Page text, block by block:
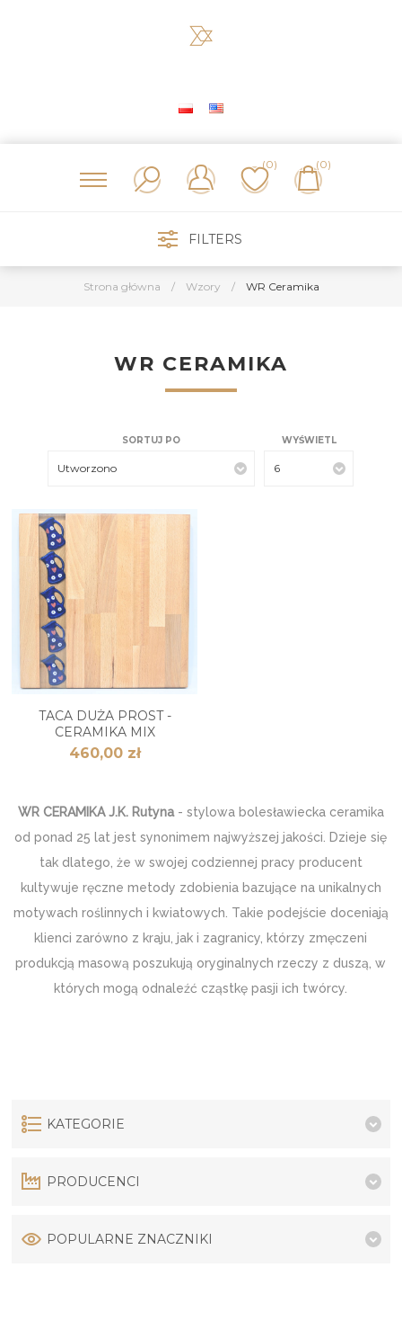
(0) (0)
FILTERS
Strona główna / Wzory / WR Ceramika
WR CERAMIKA
SORTUJ PO
Utworzono
WYŚWIETL
6
TACA DUŻA PROST -
CERAMIKA MIX
460,00 zł
WR CERAMIKA J.K. Rutyna- stylowa bolesławiecka ceramika
od ponad 25 lat jest synonimem najwyższej jakości. Dzieje się
tak dlatego, że w swojej codziennej pracy producent
kultywuje ręczne metody zdobienia bazujące na unikalnych
motywach roślinnych i kwiatowych. Takie podejście doceniają
klienci zarówno z kraju, jak i zagranicy, którzy zmęczeni
produkcją masową poszukują oryginalnych rzeczy z duszą, w
których mogą odnaleźć cząstkę pasji ich twórcy.
KATEGORIE
PRODUCENCI
POPULARNE ZNACZNIKI